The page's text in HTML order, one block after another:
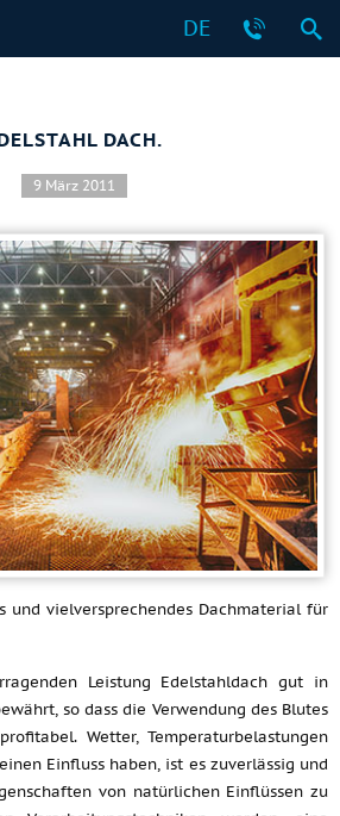
DE
DACH.
9 März 2011
und vielversprechendes Dachmaterial für
Leistung Edelstahldach gut in
so dass die Verwendung des Blutes
Wetter, Temperaturbelastungen
Einfluss haben, ist es zuverlässig und
von natürlichen Einflüssen zu